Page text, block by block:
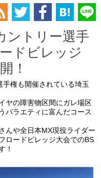
ントリー選手
ドビレッジ
！
権も開催されている埼玉
ヤの障害物区間にガレ場区
バラエティに富んだコース
んや全日本MX現役ライダー
ロードビレッジ大会でのBS
！